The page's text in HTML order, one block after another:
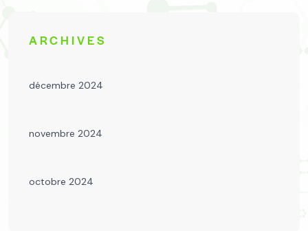
ARCHIVES
décembre 2024
novembre 2024
octobre 2024